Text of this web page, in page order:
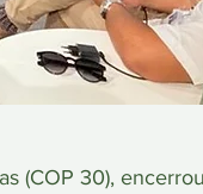
(COP 30),